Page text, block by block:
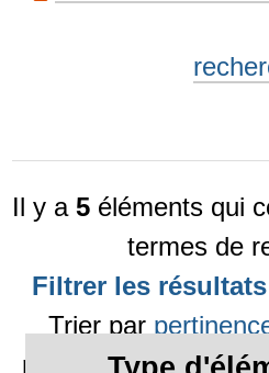
Il y a5 éléments qui
termes de
Filtrer les résultats
Trier par
récent en premier) ·